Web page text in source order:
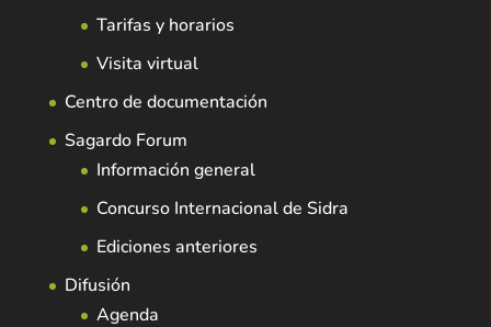
Tarifas y horarios
Visita virtual
Centro de documentación
Sagardo Forum
Información general
Concurso Internacional de Sidra
Ediciones anteriores
Difusión
Agenda